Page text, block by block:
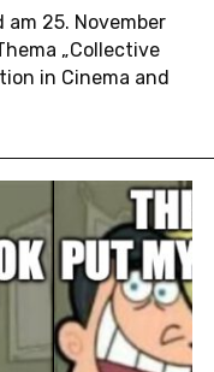
am 25. No­vem­ber
„Collec­tive
in Cinema and